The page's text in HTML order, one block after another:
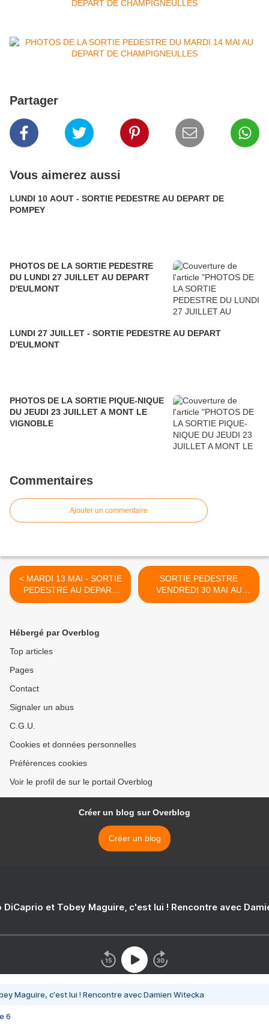
Partager
Vous aimerez aussi
LUNDI 10 AOUT - SORTIE PEDESTRE AU DEPART DE
POMPEY
PHOTOS DE LA SORTIE PEDESTRE
DU LUNDI 27 JUILLET AU DEPART
D'EULMONT
LUNDI 27 JUILLET - SORTIE PEDESTRE AU DEPART
D'EULMONT
PHOTOS DE LA SORTIE PIQUE-NIQUE
DU JEUDI 23 JUILLET A MONT LE
VIGNOBLE
Commentaires
Ajouter un commentaire
< MARDI 13 MAI - SORTIE
PEDESTRE AU DEPART
DE CHAMPIGNEULLES
SORTIE PEDESTRE
VENDREDI 30 MAI AU
PLATEAU DE LUDRES >
Hébergé par Overblog
Top articles
Pages
Contact
Signaler un abus
C.G.U.
Cookies et données personnelles
Préférences cookies
Voir le profil de sur le portail Overblog
Créer un blog sur Overblog
Créer un blog
DiCaprio et Tobey Maguire, c'est lui ! Rencontre avec
Maguire, c'est lui ! Rencontre avec Damien Witecka
6